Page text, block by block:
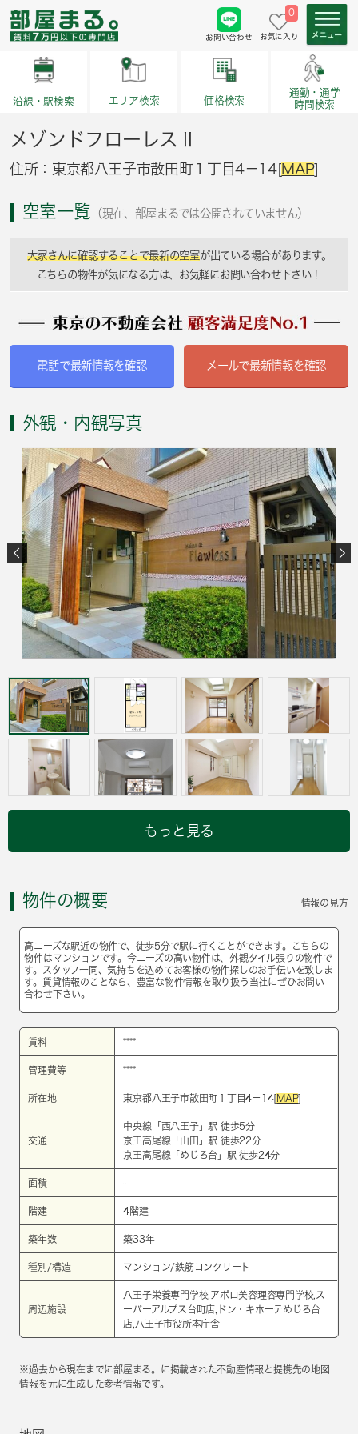
お問い合わせ
0
お気に入り
沿線・駅検索 エリア検索 価格検索
通勤・通学
時間検索
メゾンドフローレスⅡ
住所：東京都八王子市散田町１丁目4－14[MAP]
空室一覧 （現在、部屋まるでは公開されていません）
大家さんに確認することで最新の空室が出ている場合があります。
こちらの物件が気になる方は、お気軽にお問い合わせ下さい！
電話で最新情報を確認 メールで最新情報を確認
外観・内観写真
もっと見る
物件の概要 情報の見方
高ニーズな駅近の物件で、徒歩5分で駅に行くことができます。こちらの
物件はマンションです。今ニーズの高い物件は、外観タイル張りの物件で
す。スタッフ一同、気持ちを込めてお客様の物件探しのお手伝いを致しま
す。賃貸情報のことなら、豊富な物件情報を取り扱う当社にぜひお問い
合わせ下さい。
賃料 ****
管理費等 ****
所在地 東京都八王子市散田町１丁目4－14[ MAP]
交通
中央線 「 西八王子」駅 徒歩5分
京王高尾線 「 山田 」駅 徒歩22分
京王高尾線 「 めじろ台 」駅 徒歩24分
面積 -
階建 4階建
築年数 築33年
種別/構造 マンション/鉄筋コンクリート
周辺施設
八王子栄養専門学校,アポロ美容理容専門学校,ス
ーパーアルプス台町店,ドン・キホーテめじろ台
店,八王子市役所本庁舎
※過去から現在までに部屋まる。に掲載された不動産情報と提携先の地図
情報を元に生成した参考情報です。